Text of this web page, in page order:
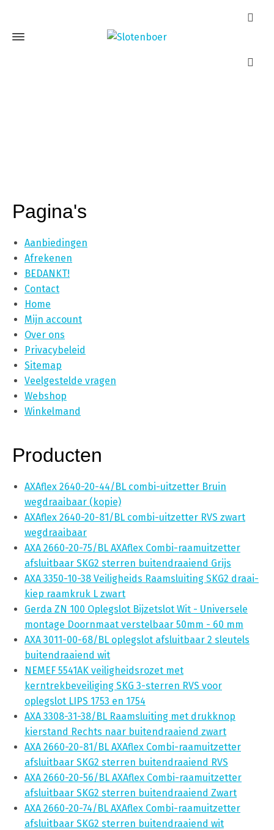
Pagina's
Aanbiedingen
Afrekenen
BEDANKT!
Contact
Home
Mijn account
Over ons
Privacybeleid
Sitemap
Veelgestelde vragen
Webshop
Winkelmand
Producten
AXAflex 2640-20-44/BL combi-uitzetter Bruin
wegdraaibaar (kopie)
AXAflex 2640-20-81/BL combi-uitzetter RVS zwart
wegdraaibaar
AXA 2660-20-75/BL AXAflex Combi-raamuitzetter
afsluitbaar SKG2 sterren buitendraaiend Grijs
AXA 3350-10-38 Veiligheids Raamsluiting SKG2 draai-
kiep raamkruk L zwart
Gerda ZN 100 Oplegslot Bijzetslot Wit - Universele
montage Doornmaat verstelbaar 50mm - 60 mm
AXA 3011-00-68/BL oplegslot afsluitbaar 2 sleutels
buitendraaiend wit
NEMEF 5541AK veiligheidsrozet met
kerntrekbeveiliging SKG 3-sterren RVS voor
oplegslot LIPS 1753 en 1754
AXA 3308-31-38/BL Raamsluiting met drukknop
kierstand Rechts naar buitendraaiend zwart
AXA 2660-20-81/BL AXAflex Combi-raamuitzetter
afsluitbaar SKG2 sterren buitendraaiend RVS
AXA 2660-20-56/BL AXAflex Combi-raamuitzetter
afsluitbaar SKG2 sterren buitendraaiend Zwart
AXA 2660-20-74/BL AXAflex Combi-raamuitzetter
afsluitbaar SKG2 sterren buitendraaiend wit